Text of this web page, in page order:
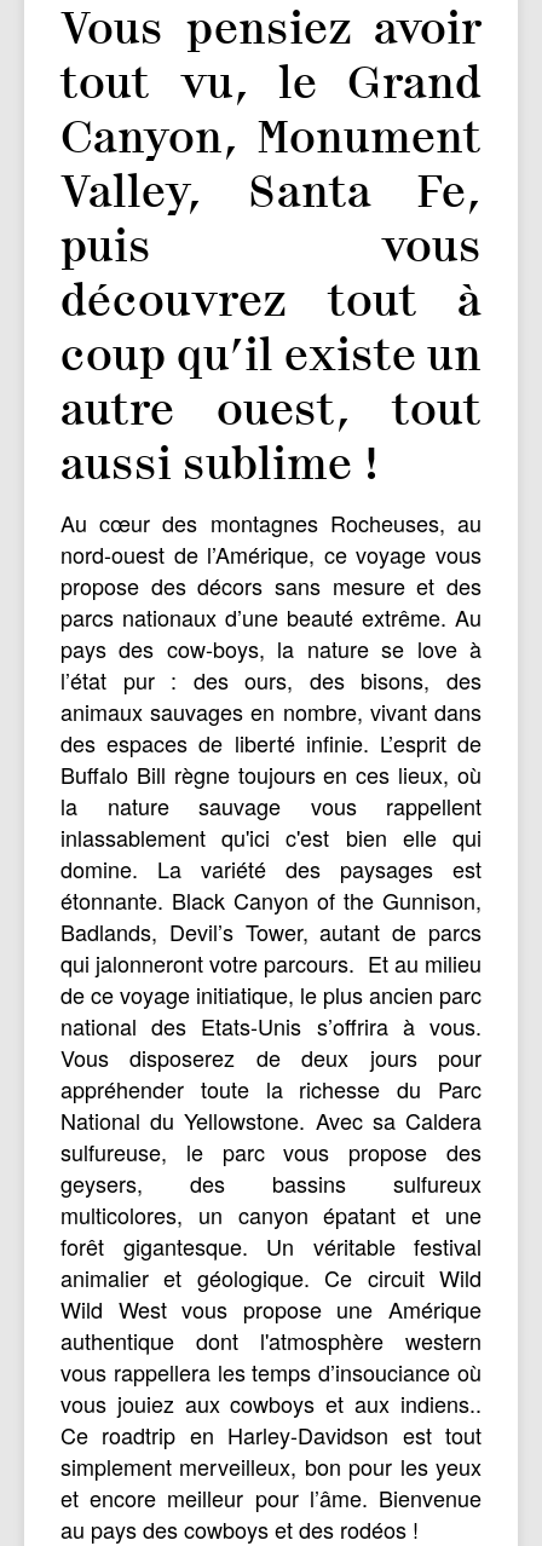
Vous pensiez avoir
tout vu, le Grand
Canyon, Monument
Valley, Santa Fe,
puis vous
découvrez tout à
coup qu’il existe un
autre ouest, tout
aussi sublime !
Au cœur des montagnes Rocheuses, au
nord-ouest de l’Amérique, ce voyage vous
propose des décors sans mesure et des
parcs nationaux d’une beauté extrême. Au
pays des cow-boys, la nature se love à
l’état pur : des ours, des bisons, des
animaux sauvages en nombre, vivant dans
des espaces de liberté infinie. L’esprit de
Buffalo Bill règne toujours en ces lieux, où
la nature sauvage vous rappellent
inlassablement qu'ici c'est bien elle qui
domine. La variété des paysages est
étonnante. Black Canyon of the Gunnison,
Badlands, Devil’s Tower, autant de parcs
qui jalonneront votre parcours. Et au milieu
de ce voyage initiatique, le plus ancien parc
national des Etats-Unis s’offrira à vous.
Vous disposerez de deux jours pour
appréhender toute la richesse du Parc
National du Yellowstone. Avec sa Caldera
sulfureuse, le parc vous propose des
geysers, des bassins sulfureux
multicolores, un canyon épatant et une
forêt gigantesque. Un véritable festival
animalier et géologique. Ce circuit Wild
Wild West vous propose une Amérique
authentique dont l'atmosphère western
vous rappellera les temps d’insouciance où
vous jouiez aux cowboys et aux indiens..
Ce roadtrip en Harley-Davidson est tout
simplement merveilleux, bon pour les yeux
et encore meilleur pour l’âme. Bienvenue
au pays des cowboys et des rodéos !